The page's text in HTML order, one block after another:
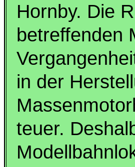
Hornby. Die
betreffenden
in der
teuer.